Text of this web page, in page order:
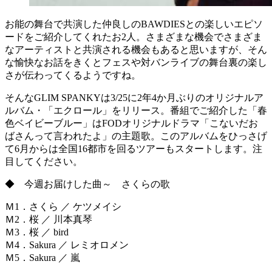
お能の舞台で共演した仲良しのBAWDIESとの楽しいエピソ
ードをご紹介してくれたお2人。さまざまな機会でさまざま
なアーティストと共演される機会もあると思いますが、そん
な愉快なお話をきくとフェスや対バンライブの舞台裏の楽し
さが伝わってくるようですね。
そんなGLIM SPANKYは3/25に2年4か月ぶりのオリジナルア
ルバム・「エクロール」をリリース。番組でご紹介した「春
色ベイビーブルー」はFODオリジナルドラマ「こないだお
ばさんって言われたよ」の主題歌。このアルバムをひっさげ
て6月からは全国16都市を回るツアーもスタートします。注
目してください。
◆ 今週お届けした曲～ さくらの歌
Ｍ1．さくら ／ ケツメイシ
Ｍ2．桜 ／ 川本真琴
Ｍ3．桜 ／ bird
Ｍ4．Sakura ／ レミオロメン
Ｍ5．Sakura ／ 嵐